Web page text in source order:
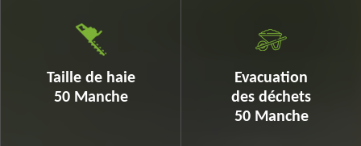
Taille de haie
50 Manche
Evacuation
des déchets
50 Manche